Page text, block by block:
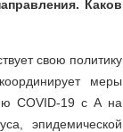
Каков
свою политику
меры
COVID-19 с А на
эпидемической